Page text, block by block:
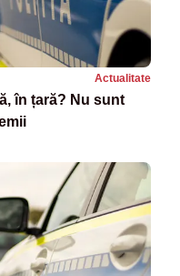
Actualitate
în țară? Nu sunt